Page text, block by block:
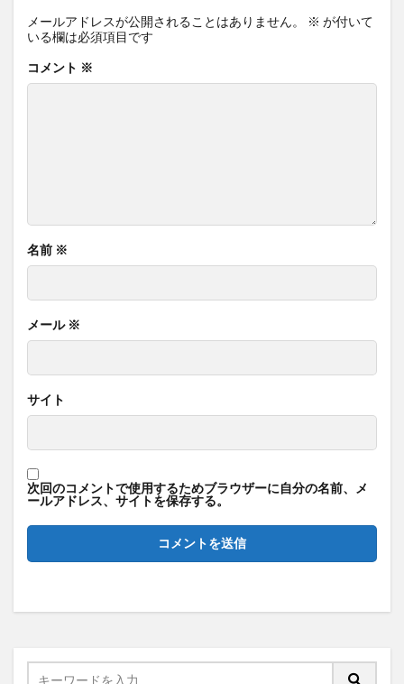
メールアドレスが公開されることはありません。 ※ が付いて
いる欄は必須項目です
コメント ※
名前 ※
メール ※
サイト
次回のコメントで使用するためブラウザーに自分の名前、メ
ールアドレス、サイトを保存する。